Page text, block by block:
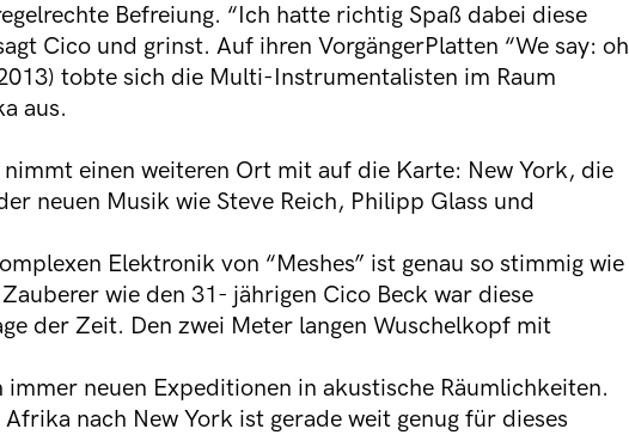
Befreiung. “Ich hatte richtig Spaß dabei diese
Cico und grinst. Auf ihren VorgängerPlatten “We say: oh
tobte sich die Multi-Instrumentalisten im Raum
aus.
nimmt einen weiteren Ort mit auf die Karte: New York, die
neuen Musik wie Steve Reich, Philipp Glass und
Elektronik von “Meshes” ist genau so stimmig wie
wie den 31- jährigen Cico Beck war diese
der Zeit. Den zwei Meter langen Wuschelkopf mit
immer neuen Expeditionen in akustische Räumlichkeiten.
nach New York ist gerade weit genug für dieses